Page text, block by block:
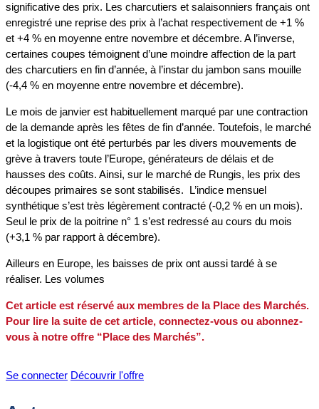
significative des prix. Les charcutiers et salaisonniers français ont
enregistré une reprise des prix à l’achat respectivement de +1 %
et +4 % en moyenne entre novembre et décembre. A l’inverse,
certaines coupes témoignent d’une moindre affection de la part
des charcutiers en fin d’année, à l’instar du jambon sans mouille
(-4,4 % en moyenne entre novembre et décembre).
Le mois de janvier est habituellement marqué par une contraction
de la demande après les fêtes de fin d’année. Toutefois, le marché
et la logistique ont été perturbés par les divers mouvements de
grève à travers toute l’Europe, générateurs de délais et de
hausses des coûts. Ainsi, sur le marché de Rungis, les prix des
découpes primaires se sont stabilisés. L’indice mensuel
synthétique s’est très légèrement contracté (-0,2 % en un mois).
Seul le prix de la poitrine n° 1 s’est redressé au cours du mois
(+3,1 % par rapport à décembre).
Ailleurs en Europe, les baisses de prix ont aussi tardé à se
réaliser. Les volumes
Cet article est réservé aux membres de la Place des Marchés.
Pour lire la suite de cet article, connectez-vous ou abonnez-
vous à notre offre “Place des Marchés”.
Se connecter Découvrir l'offre